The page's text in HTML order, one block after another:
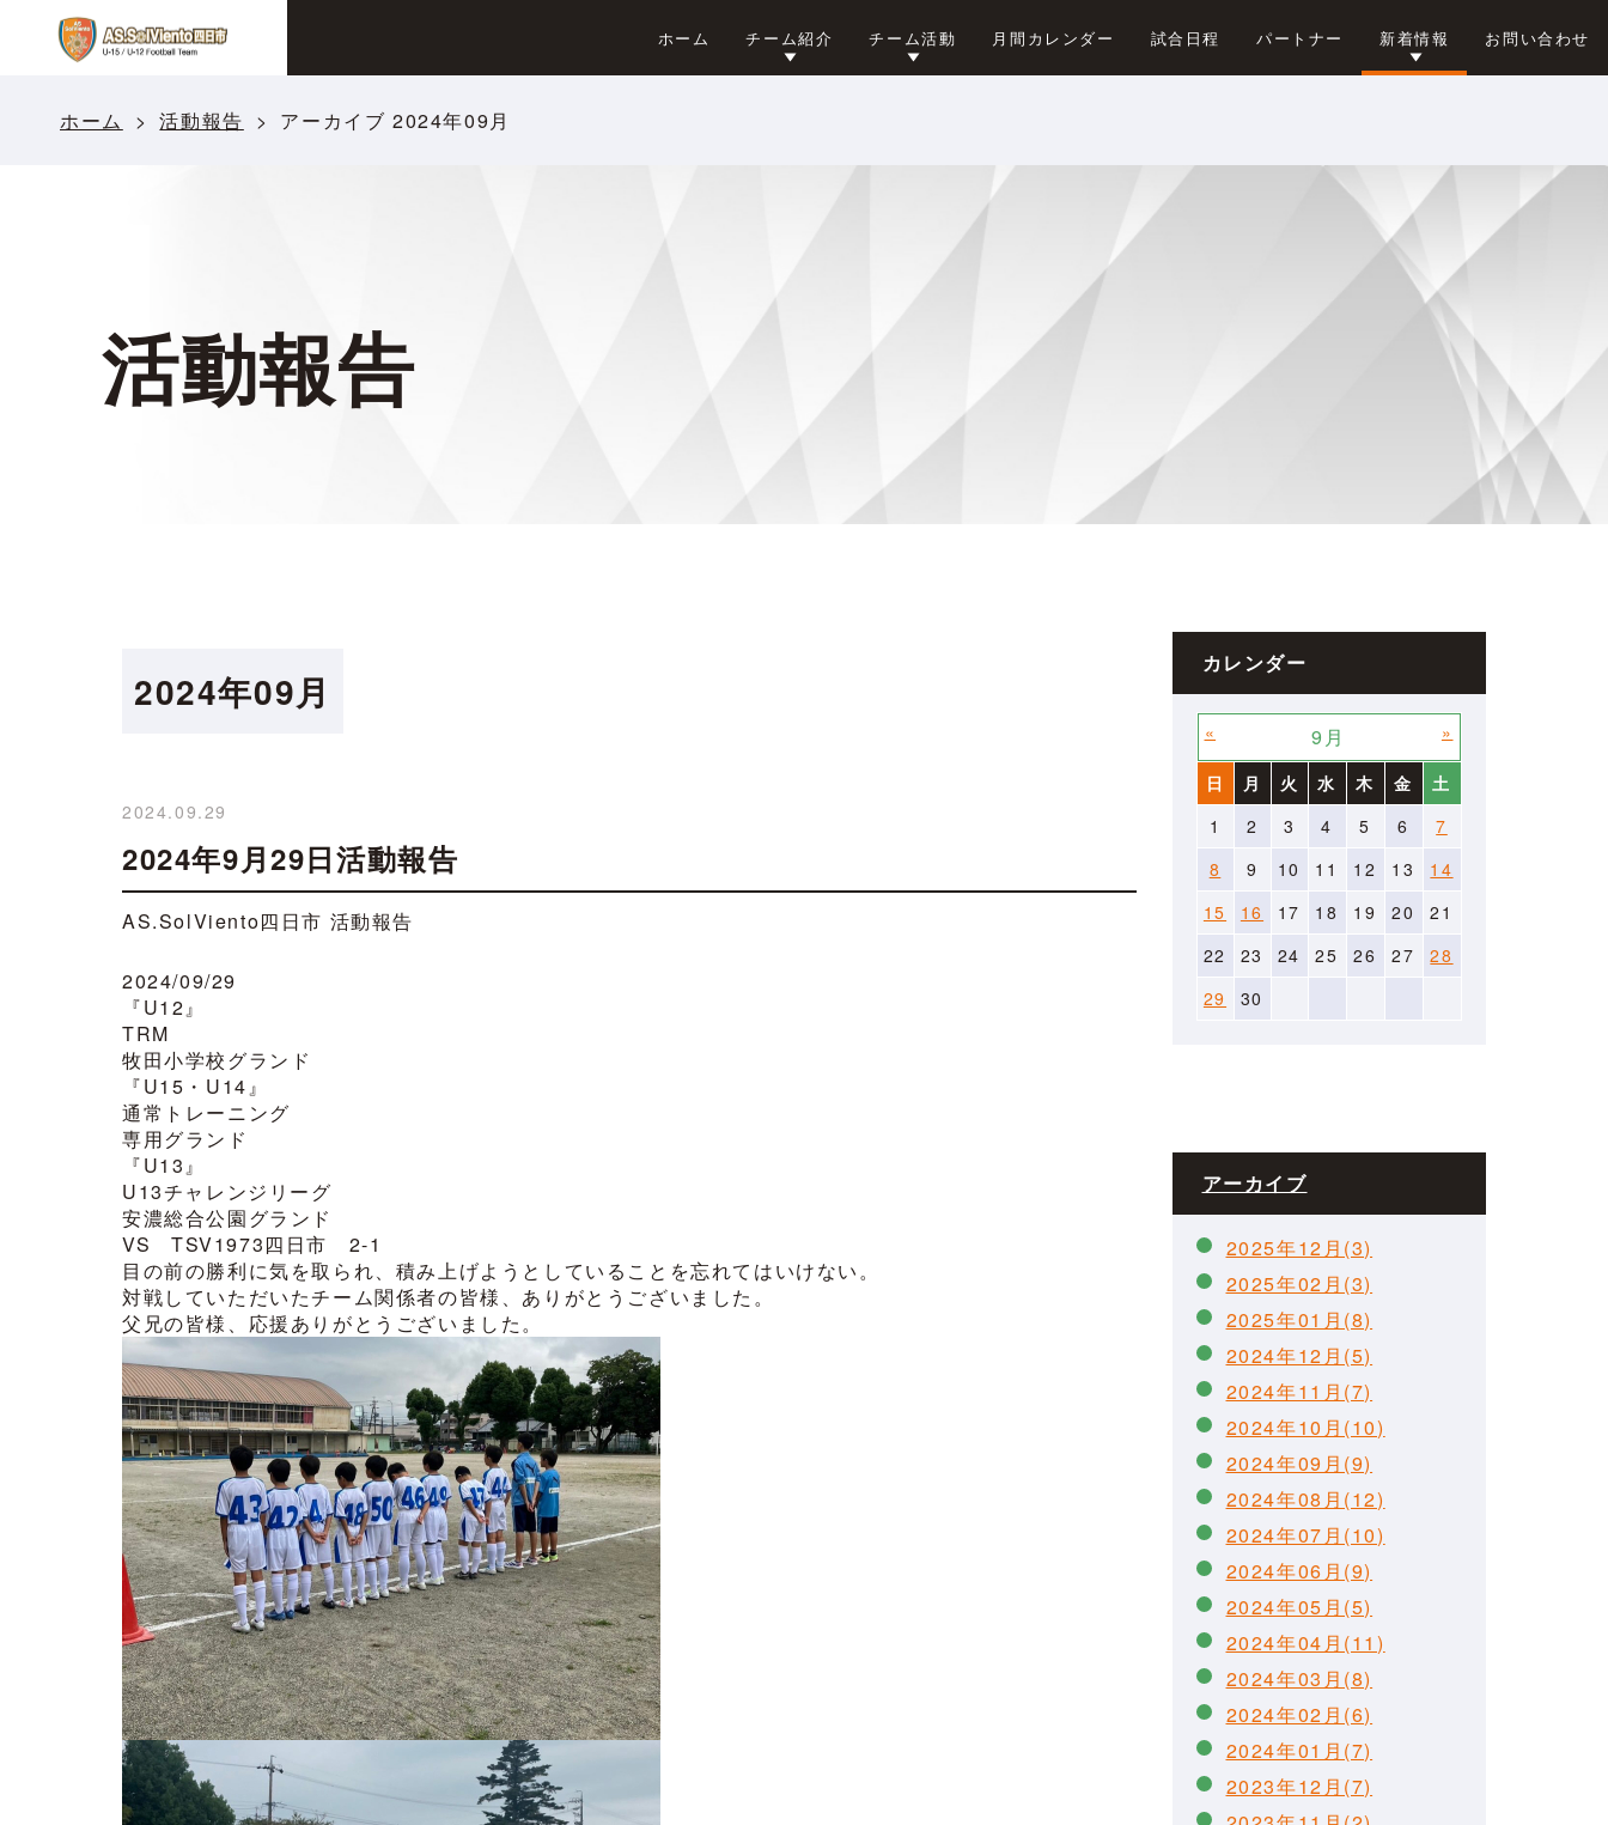
ホーム チーム紹介 チーム活動 月間カレンダー 試合日程 パートナー 新着情報 お問い合わせ
ホーム 活動報告 アーカイブ 2024年09月
活動報告
2024年09月
2024.09.29
2024年9月29日活動報告
AS.SolViento四日市 活動報告
2024/09/29
『U12』
TRM
牧田小学校グランド
『U15・U14』
通常トレーニング
専用グランド
『U13』
U13チャレンジリーグ
安濃総合公園グランド
VS TSV1973四日市 2-1
目の前の勝利に気を取られ、積み上げようとしていることを忘れてはいけない。
対戦していただいたチーム関係者の皆様、ありがとうございました。
父兄の皆様、応援ありがとうございました。
カレンダー
« 9月 »
日 月 火 水 木 金
土
1
2 3 4 5 6
7
8
9 10 11 12 13
14
15
16 17 18 19 20
21
22
23 24 25 26 27
28
29
30
アーカイブ
2025年12月(3)
2025年02月(3)
2025年01月(8)
2024年12月(5)
2024年11月(7)
2024年10月(10)
2024年09月(9)
2024年08月(12)
2024年07月(10)
2024年06月(9)
2024年05月(5)
2024年04月(11)
2024年03月(8)
2024年02月(6)
2024年01月(7)
2023年12月(7)